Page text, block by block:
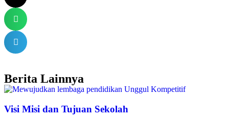
Berita Lainnya
Visi Misi dan Tujuan Sekolah